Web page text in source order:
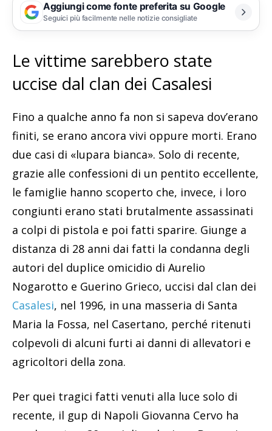
Aggiungi come fonte preferita su Google
Seguici più facilmente nelle notizie consigliate
Le vittime sarebbero state
uccise dal clan dei Casalesi
Fino a qualche anno fa non si sapeva dov’erano
finiti, se erano ancora vivi oppure morti. Erano
due casi di «lupara bianca». Solo di recente,
grazie alle confessioni di un pentito eccellente,
le famiglie hanno scoperto che, invece, i loro
congiunti erano stati brutalmente assassinati
a colpi di pistola e poi fatti sparire. Giunge a
distanza di 28 anni dai fatti la condanna degli
autori del duplice omicidio di Aurelio
Nogarotto e Guerino Grieco, uccisi dal clan dei
Casalesi, nel 1996, in una masseria di Santa
Maria la Fossa, nel Casertano, perché ritenuti
colpevoli di alcuni furti ai danni di allevatori e
agricoltori della zona.
Per quei tragici fatti venuti alla luce solo di
recente, il gup di Napoli Giovanna Cervo ha